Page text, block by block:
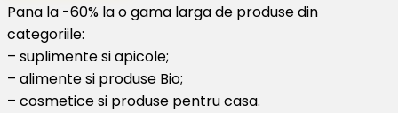
Pana la -60% la o gama larga de produse din
categoriile:
– suplimente si apicole;
– alimente si produse Bio;
– cosmetice si produse pentru casa.